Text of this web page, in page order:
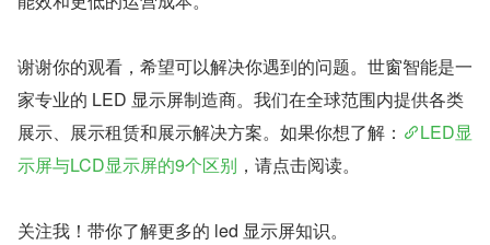
谢谢你的观看，希望可以解决你遇到的问题。世窗智能是一
家专业的 LED 显示屏制造商。我们在全球范围内提供各类
展示、展示租赁和展示解决方案。如果你想了解：
LED显
示屏与LCD显示屏的9个区别 ，请点击阅读。
关注我！带你了解更多的 led 显示屏知识。